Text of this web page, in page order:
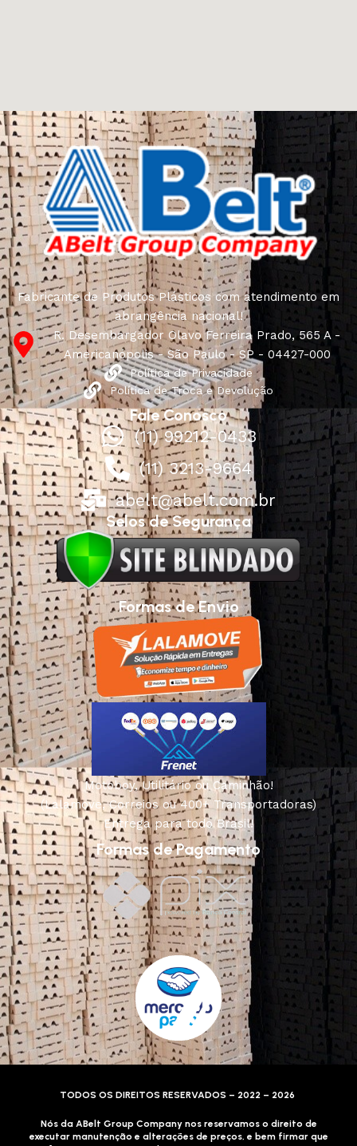
Fabricante de Produtos Plásticos com atendimento em
abrangência nacional!
R. Desembargador Olavo Ferreira Prado, 565 A -
Americanópolis - São Paulo - SP - 04427-000
Política de Privacidade
Política de Troca e Devolução
Fale Conosco
(11) 99212-0433
(11) 3213-9664
abelt@abelt.com.br
Selos de Segurança
Formas de Envio
Motoboy, Utilitário ou Caminhão!
(Lalamove, Correios ou 400+ Transportadoras)
Entrega para todo Brasil!
Formas de Pagamento
TODOS OS DIREITOS RESERVADOS – 2022 – 2026
Nós da ABelt Group Company nos reservamos o direito de
executar manutenção e alterações de preços, e bem firmar que